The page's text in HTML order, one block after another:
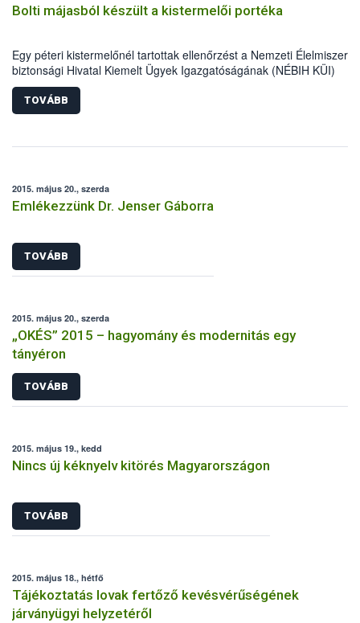
Bolti májasból készült a kistermelői portéka
Egy péteri kistermelőnél tartottak ellenőrzést a Nemzeti
biztonsági Hivatal Kiemelt Ügyek Igazgatóságának (NÉBIH KÜI)
szakemberei április közepén. A helyszínen tapasztalt számos
szabálytalanság miatt mintegy 5700 kg alapanyag, félkész- és
késztermék forgalomból történő kivonását és megsemmisítését
TOVÁBB
2015. május 20., szerda
Emlékezzünk Dr. Jenser Gáborra
TOVÁBB
2015. május 20., szerda
„OKÉS” 2015 – hagyomány és modernitás egy
tányéron
TOVÁBB
2015. május 19., kedd
Nincs új kéknyelv kitörés Magyarországon
TOVÁBB
2015. május 18., hétfő
Tájékoztatás lovak fertőző kevésvérűségének
járványügyi helyzetéről